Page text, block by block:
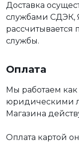
Доставка
службами СДЭК,
рассчитывается
службы.
Оплата
Мы работаем
юридическими
Магазина
Оплата картой